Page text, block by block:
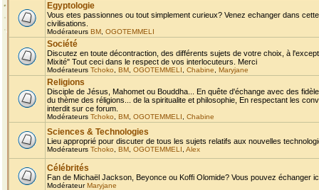
Egyptologie
Vous etes passionnes ou tout simplement curieux? Venez echanger dans
civilisations.
Modérateurs BM OGOTEMMELI
Société
Discutez en toute décontraction, des différents sujets de votre choix, à
Mixité" Tout ceci dans le respect de vos interlocuteurs. Merci
Modérateurs Tchoko BM OGOTEMMELI Chabine Maryjane
Religions
Disciple de Jésus, Mahomet ou Bouddha... En quête d'échange avec des
du thème des réligions... de la spiritualite et philosophie, En respectant les
interdit sur ce forum.
Modérateurs Tchoko BM OGOTEMMELI Chabine
Sciences & Technologies
Lieu approprié pour discuter de tous les sujets relatifs aux nouvelles
Modérateurs Tchoko BM OGOTEMMELI Alex
Célébrités
Fan de Michaël Jackson, Beyonce ou Koffi Olomide? Vous pouvez échanger
ModérateurMaryjane